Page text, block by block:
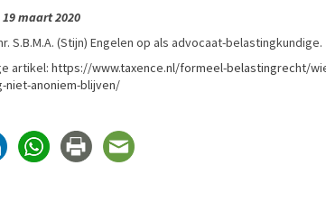
19 maart 2020
S.B.M.A. (Stijn) Engelen op als advocaat-belastingkundige.
artikel: https://www.taxence.nl/formeel-belastingrecht/
niet-anoniem-blijven/